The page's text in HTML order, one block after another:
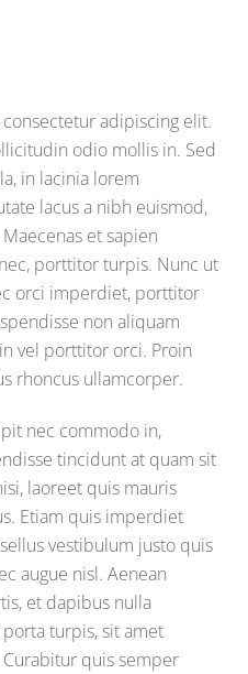
adipiscing elit.
odio mollis in. Sed
in lacinia lorem
lacus a nibh euismod,
et sapien
porttitor turpis. Nunc ut
orci imperdiet, porttitor
non aliquam
vel porttitor orci. Proin
rhoncus ullamcorper.
nec commodo in,
tincidunt at quam sit
laoreet quis mauris
Etiam quis imperdiet
vestibulum justo quis
augue nisl. Aenean
et dapibus nulla
turpis, sit amet
quis semper